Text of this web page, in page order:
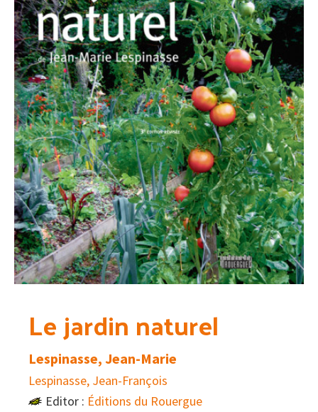
Le jardin naturel
Lespinasse, Jean-Marie
Lespinasse, Jean-François
Editor : Éditions du Rouergue